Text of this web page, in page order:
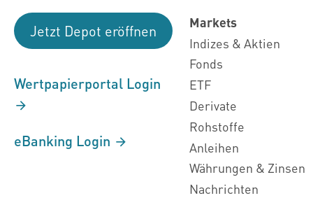
Jetzt Depot eröffnen
Wertpapierportal Login
eBanking Login
Markets
Indizes & Aktien
Fonds
ETF
Derivate
Rohstoffe
Anleihen
Währungen & Zinsen
Nachrichten